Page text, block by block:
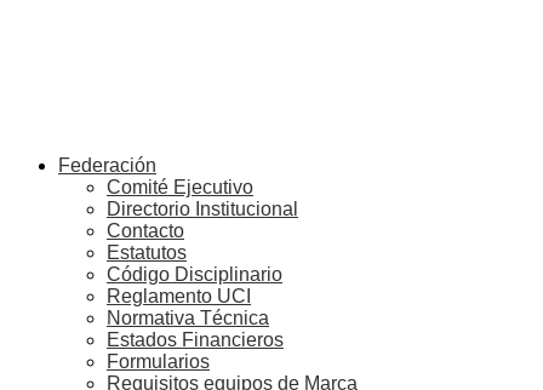
Federación
Comité Ejecutivo
Directorio Institucional
Contacto
Estatutos
Código Disciplinario
Reglamento UCI
Normativa Técnica
Estados Financieros
Formularios
Requisitos equipos de Marca